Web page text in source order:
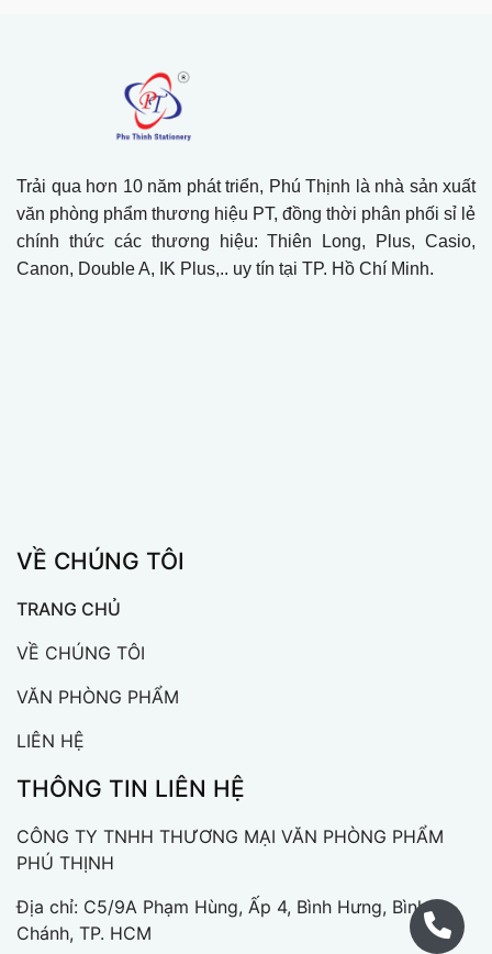
Trải qua hơn 10 năm phát triển, Phú Thịnh là nhà sản xuất
văn phòng phẩm thương hiệu PT, đồng thời phân phối sỉ lẻ
chính thức các thương hiệu: Thiên Long, Plus, Casio,
Canon, Double A, IK Plus,.. uy tín tại TP. Hồ Chí Minh.
VỀ CHÚNG TÔI
TRANG CHỦ
VỀ CHÚNG TÔI
VĂN PHÒNG PHẨM
LIÊN HỆ
THÔNG TIN LIÊN HỆ
CÔNG TY TNHH THƯƠNG MẠI VĂN PHÒNG PHẨM
PHÚ THỊNH
Địa chỉ: C5/9A Phạm Hùng, Ấp 4, Bình Hưng, Bình
Chánh, TP. HCM